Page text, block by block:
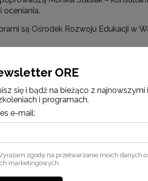
WKOKC"
oceniania.
są Ośrodek Rozwoju Edukacji w
do udziału!
28.01.2026
15.02.2026
ORE
się i bądź na bieżąco z najnowszymi
i programach.
e-mail:
zgodę na przetwarzanie moich danych
marketingowych.